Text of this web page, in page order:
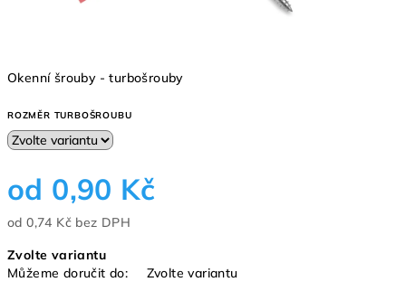
Okenní šrouby - turbošrouby
ROZMĚR TURBOŠROUBU
od 0,90 Kč
od0,74 Kč bez DPH
cena:
Zvolte variantu
Můžeme doručit do:
Zvolte variantu